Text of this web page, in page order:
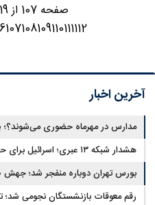
صفحه 107 از 119
107108109110111112
آخرین اخبار
مدارس در مهرماه حضوری می‌شوند؟؛
هشدار شبکه ۱۳ عبری؛ اسرائیل برای حمله به ایران آماده می‌شود
بورس تهران دوباره منفجر شد؛ جهش ۷۰ هزار واحدی شاخص کل
رقم معوقات بازنشستگان نجومی شد؛